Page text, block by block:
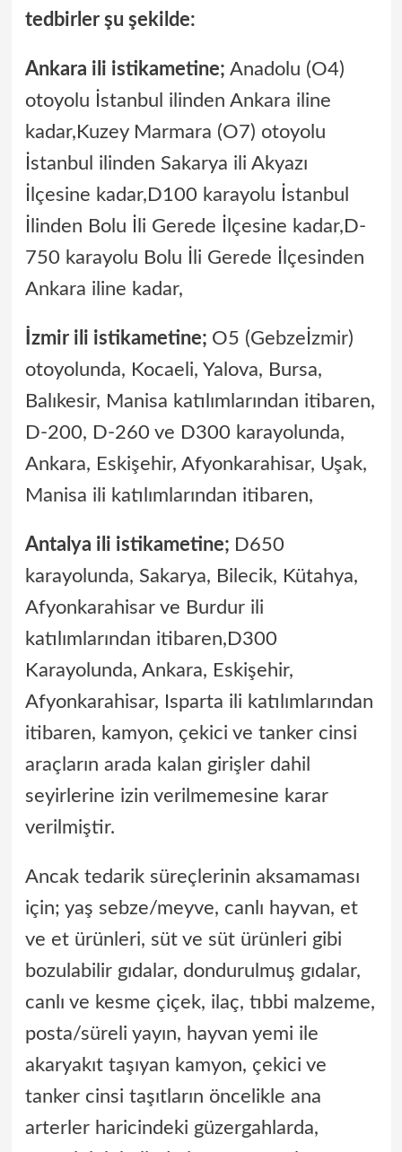
tedbirler şu şekilde:
Ankara ili istikametine; Anadolu (O4)
otoyolu İstanbul ilinden Ankara iline
kadar,Kuzey Marmara (O7) otoyolu
İstanbul ilinden Sakarya ili Akyazı
İlçesine kadar,D­100 karayolu İstanbul
İlinden Bolu İli Gerede İlçesine kadar,D­
750 karayolu Bolu İli Gerede İlçesinden
Ankara iline kadar,
İzmir ili istikametine; O5 (Gebze­İzmir)
otoyolunda, Kocaeli, Yalova, Bursa,
Balıkesir, Manisa katılımlarından itibaren,
D-200, D-260 ve D­300 karayolunda,
Ankara, Eskişehir, Afyonkarahisar, Uşak,
Manisa ili katılımlarından itibaren,
Antalya ili istikametine; D­650
karayolunda, Sakarya, Bilecik, Kütahya,
Afyonkarahisar ve Burdur ili
katılımlarından itibaren,D­300
Karayolunda, Ankara, Eskişehir,
Afyonkarahisar, Isparta ili katılımlarından
itibaren, kamyon, çekici ve tanker cinsi
araçların arada kalan girişler dahil
seyirlerine izin verilmemesine karar
verilmiştir.
Ancak tedarik süreçlerinin aksamaması
için; yaş sebze/meyve, canlı hayvan, et
ve et ürünleri, süt ve süt ürünleri gibi
bozulabilir gıdalar, dondurulmuş gıdalar,
canlı ve kesme çiçek, ilaç, tıbbi malzeme,
posta/süreli yayın, hayvan yemi ile
akaryakıt taşıyan kamyon, çekici ve
tanker cinsi taşıtların öncelikle ana
arterler haricindeki güzergahlarda,